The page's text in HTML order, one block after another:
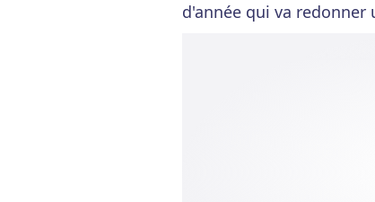
d'année qui va redonner